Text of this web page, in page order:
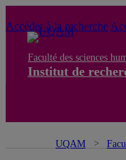
Accéder à la recherche
Faculté des sciences
Institut de
UQAM